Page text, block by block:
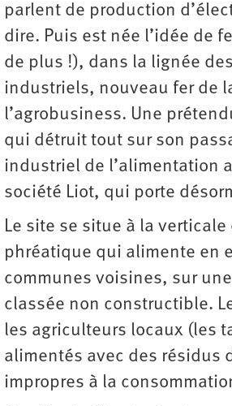
parlent de production
dire. Puis est née l’idée de
de plus !), dans la lignée
industriels, nouveau fer de
l’agrobusiness. Une
qui détruit tout sur son
industriel de l’alimentation
société Liot, qui porte
Le site se situe à la
phréatique qui alimente en
communes voisines, sur
classée non constructible.
les agriculteurs locaux (les
alimentés avec des résidus
impropres à la